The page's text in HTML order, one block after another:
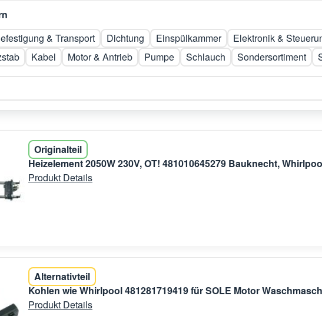
& Transport Dichtung Einspülkammer Elektronik &
Kabel Motor & Antrieb Pumpe Schlauch Sondersortiment
Originalteil
Heizelement 2050W 230V, OT! 481010645279 Bauknecht,
Produkt Details
Alternativteil
Kohlen wie Whirlpool 481281719419 für SOLE Motor
Produkt Details